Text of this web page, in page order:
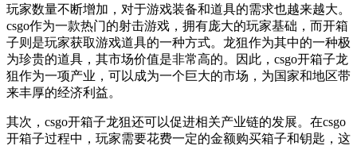
玩家数量不断增加，对于游戏装备和道具的需求也越来越大。
csgo作为一款热门的射击游戏，拥有庞大的玩家基础，而开箱
子则是玩家获取游戏道具的一种方式。龙狙作为其中的一种极
为珍贵的道具，其市场价值是非常高的。因此，csgo开箱子龙
狙作为一项产业，可以成为一个巨大的市场，为国家和地区带
来丰厚的经济利益。
其次，csgo开箱子龙狙还可以促进相关产业链的发展。在csgo
开箱子过程中，玩家需要花费一定的金额购买箱子和钥匙，这